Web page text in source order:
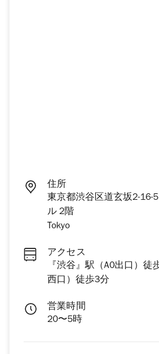
住所
東京都渋谷区道玄坂2-16-
ル 2階
Tokyo
アクセス
『渋谷』駅（A0出口）徒
西口）徒歩3分
営業時間
20〜5時